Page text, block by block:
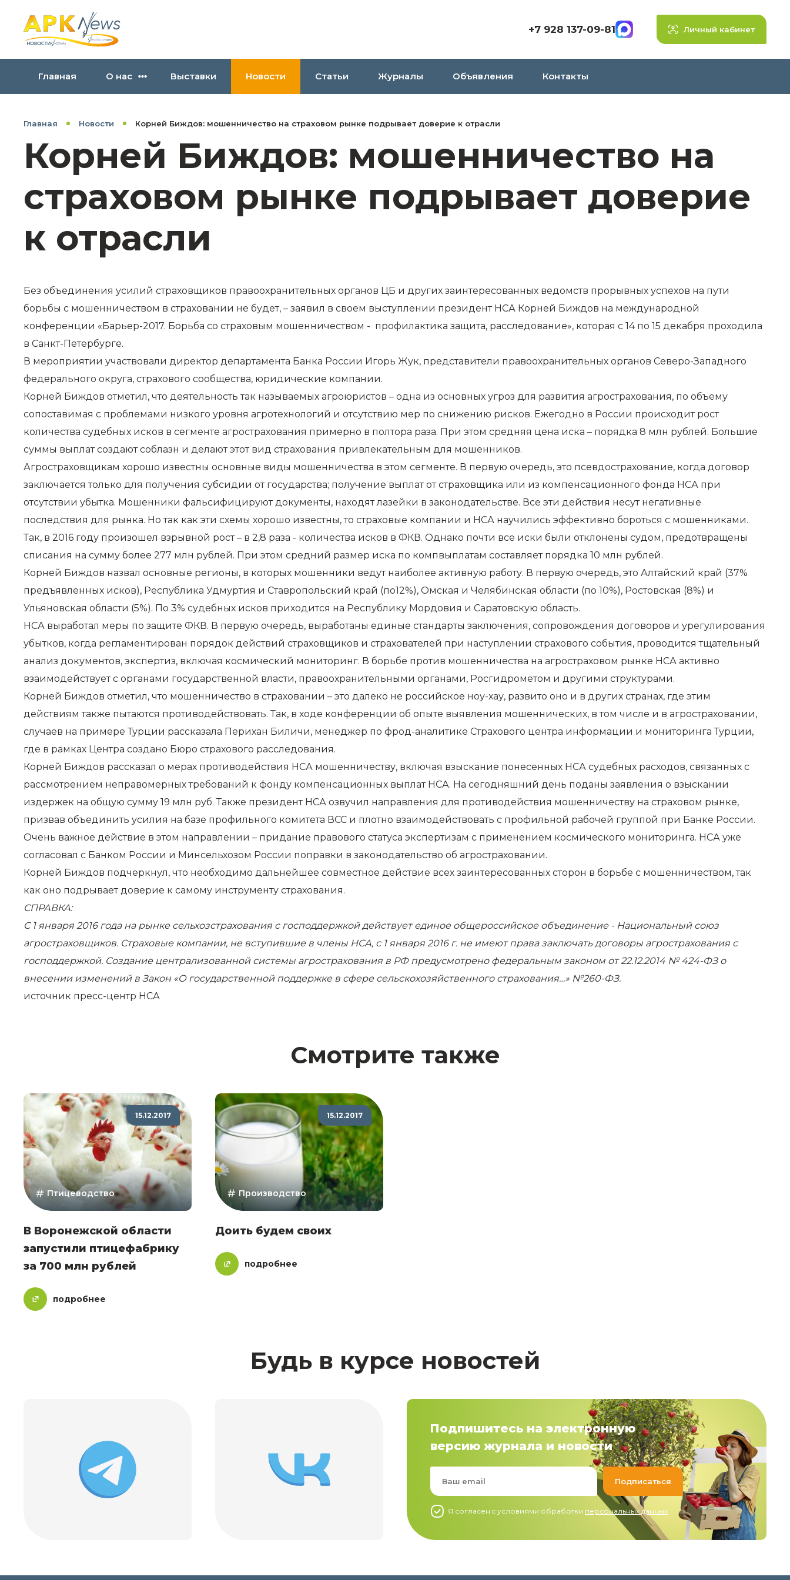
+7 928 137-09-81 Личный кабинет
Главная О нас Выставки Новости Статьи Журналы Объявления Контакты
Главная Новости Корней Биждов: мошенничество на страховом рынке подрывает доверие к отрасли
Корней Биждов: мошенничество на
страховом рынке подрывает доверие
к отрасли
Без объединения усилий страховщиков правоохранительных органов ЦБ и других заинтересованных ведомств прорывных успехов на пути
борьбы с мошенничеством в страховании не будет, – заявил в своем выступлении президент НСА Корней Биждов на международной
конференции «Барьер-2017. Борьба со страховым мошенничеством - профилактика защита, расследование», которая с 14 по 15 декабря проходила
в Санкт-Петербурге.
В мероприятии участвовали директор департамента Банка России Игорь Жук, представители правоохранительных органов Северо-Западного
федерального округа, страхового сообщества, юридические компании.
Корней Биждов отметил, что деятельность так называемых агроюристов – одна из основных угроз для развития агрострахования, по объему
сопоставимая с проблемами низкого уровня агротехнологий и отсутствию мер по снижению рисков. Ежегодно в России происходит рост
количества судебных исков в сегменте агрострахования примерно в полтора раза. При этом средняя цена иска – порядка 8 млн рублей. Большие
суммы выплат создают соблазн и делают этот вид страхования привлекательным для мошенников.
Агростраховщикам хорошо известны основные виды мошенничества в этом сегменте. В первую очередь, это псевдострахование, когда договор
заключается только для получения субсидии от государства; получение выплат от страховщика или из компенсационного фонда НСА при
отсутствии убытка. Мошенники фальсифицируют документы, находят лазейки в законодательстве. Все эти действия несут негативные
последствия для рынка. Но так как эти схемы хорошо известны, то страховые компании и НСА научились эффективно бороться с мошенниками.
Так, в 2016 году произошел взрывной рост – в 2,8 раза - количества исков в ФКВ. Однако почти все иски были отклонены судом, предотвращены
списания на сумму более 277 млн рублей. При этом средний размер иска по компвыплатам составляет порядка 10 млн рублей.
Корней Биждов назвал основные регионы, в которых мошенники ведут наиболее активную работу. В первую очередь, это Алтайский край (37%
предъявленных исков), Республика Удмуртия и Ставропольский край (по12%), Омская и Челябинская области (по 10%), Ростовская (8%) и
Ульяновская области (5%). По 3% судебных исков приходится на Республику Мордовия и Саратовскую область.
НСА выработал меры по защите ФКВ. В первую очередь, выработаны единые стандарты заключения, сопровождения договоров и урегулирования
убытков, когда регламентирован порядок действий страховщиков и страхователей при наступлении страхового события, проводится тщательный
анализ документов, экспертиз, включая космический мониторинг. В борьбе против мошенничества на агростраховом рынке НСА активно
взаимодействует с органами государственной власти, правоохранительными органами, Росгидрометом и другими структурами.
Корней Биждов отметил, что мошенничество в страховании – это далеко не российское ноу-хау, развито оно и в других странах, где этим
действиям также пытаются противодействовать. Так, в ходе конференции об опыте выявления мошеннических, в том числе и в агростраховании,
случаев на примере Турции рассказала Перихан Биличи, менеджер по фрод-аналитике Страхового центра информации и мониторинга Турции,
где в рамках Центра создано Бюро страхового расследования.
Корней Биждов рассказал о мерах противодействия НСА мошенничеству, включая взыскание понесенных НСА судебных расходов, связанных с
рассмотрением неправомерных требований к фонду компенсационных выплат НСА. На сегодняшний день поданы заявления о взыскании
издержек на общую сумму 19 млн руб. Также президент НСА озвучил направления для противодействия мошенничеству на страховом рынке,
призвав объединить усилия на базе профильного комитета ВСС и плотно взаимодействовать с профильной рабочей группой при Банке России.
Очень важное действие в этом направлении – придание правового статуса экспертизам с применением космического мониторинга. НСА уже
согласовал с Банком России и Минсельхозом России поправки в законодательство об агростраховании.
Корней Биждов подчеркнул, что необходимо дальнейшее совместное действие всех заинтересованных сторон в борьбе с мошенничеством, так
как оно подрывает доверие к самому инструменту страхования.
СПРАВКА:
С 1 января 2016 года на рынке сельхозстрахования с господдержкой действует единое общероссийское объединение - Национальный союз
агростраховщиков. Страховые компании, не вступившие в члены НСА, с 1 января 2016 г. не имеют права заключать договоры агрострахования с
господдержкой. Создание централизованной системы агрострахования в РФ предусмотрено федеральным законом от 22.12.2014 № 424-ФЗ о
внесении изменений в Закон «О государственной поддержке в сфере сельскохозяйственного страхования…» №260-ФЗ.
источник пресс-центр НСА
Смотрите также
15.12.2017
Птицеводство
В Воронежской области
запустили птицефабрику
за 700 млн рублей
подробнее
15.12.2017
Производство
Доить будем своих
подробнее
Будь в курсе новостей
Подпишитесь на электронную
версию журнала и новости
Я согласен c условиями обработки персональных данных